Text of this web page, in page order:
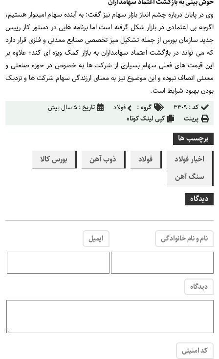
وی در پایان درباره چشم انداز بازار سهام نیز گفت: به آینده سهام امیدوار هستیم،
اگرچه بی اعتمادی در بازار شکل گرفته است اما برنامه هایی در دستور کار رییس
جدید سازمان بورس از جمله تشکیل میز تخصصی صنایع معدنی و فلزی قرار دارد
که می تواند در بازگشت اعتماد سهامداران به بازار کمک ویژه ای کند؛ علاوه بر
این قیمت های فعلی سهام بسیاری از شرکت ها به خصوص در حوزه صنعتی و
معدنی انصاف نبوده و این موضوع نیز به معنای ارزندگی سهام شرکت ها و نزدیک
بودن بهبود شرایط است.
کد : ۳۳۰۹ گروه : فولاد تاریخ : ۵ سال پیش
پرینت
کپی لینک کوتاه
برچسب ها
اخبار فولاد
فولاد ذوب آهن
بورس کالا
سنگ آهن
دیدگاه
نام و نام خانوادگی ایمیل
دیدگاه
کد امنیتی